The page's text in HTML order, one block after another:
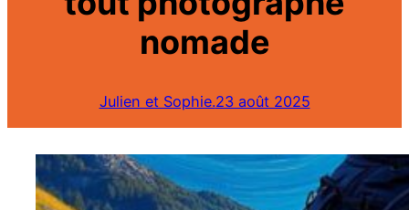
nomade
Julien et Sophie.23 août 2025